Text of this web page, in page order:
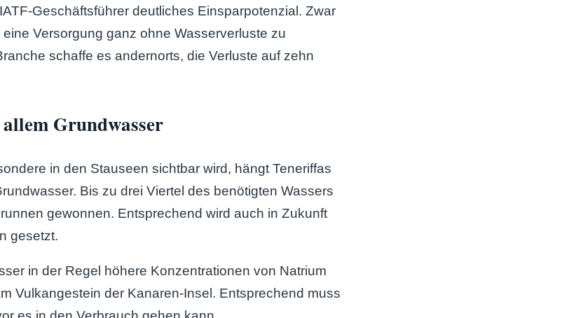
Geschäftsführer deutliches Einsparpotenzial. Zwar
Versorgung ganz ohne Wasserverluste zu
schaffe es andernorts, die Verluste auf zehn
Grundwasser
in den Stauseen sichtbar wird, hängt Teneriffas
Bis zu drei Viertel des benötigten Wassers
gewonnen. Entsprechend wird auch in Zukunft
gesetzt.
in der Regel höhere Konzentrationen von Natrium
Vulkangestein der Kanaren-Insel. Entsprechend muss